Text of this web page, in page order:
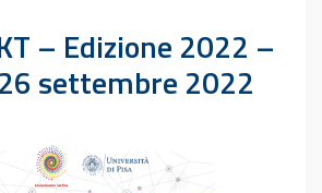
– Edizione 2022 –
settembre 2022